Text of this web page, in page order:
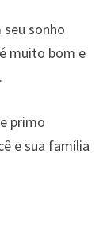
sonho
muito bom e
primo
e sua família